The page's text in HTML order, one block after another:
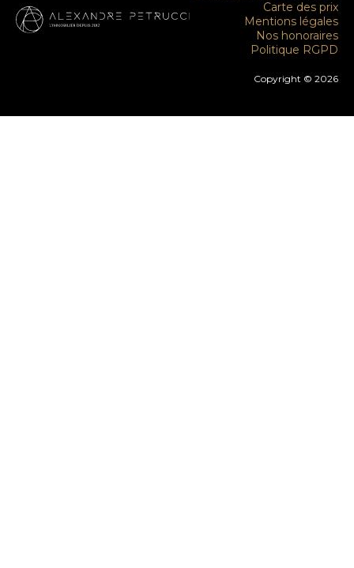
Carte des prix
Mentions légales
Nos honoraires
Politique RGPD
Copyright © 2026